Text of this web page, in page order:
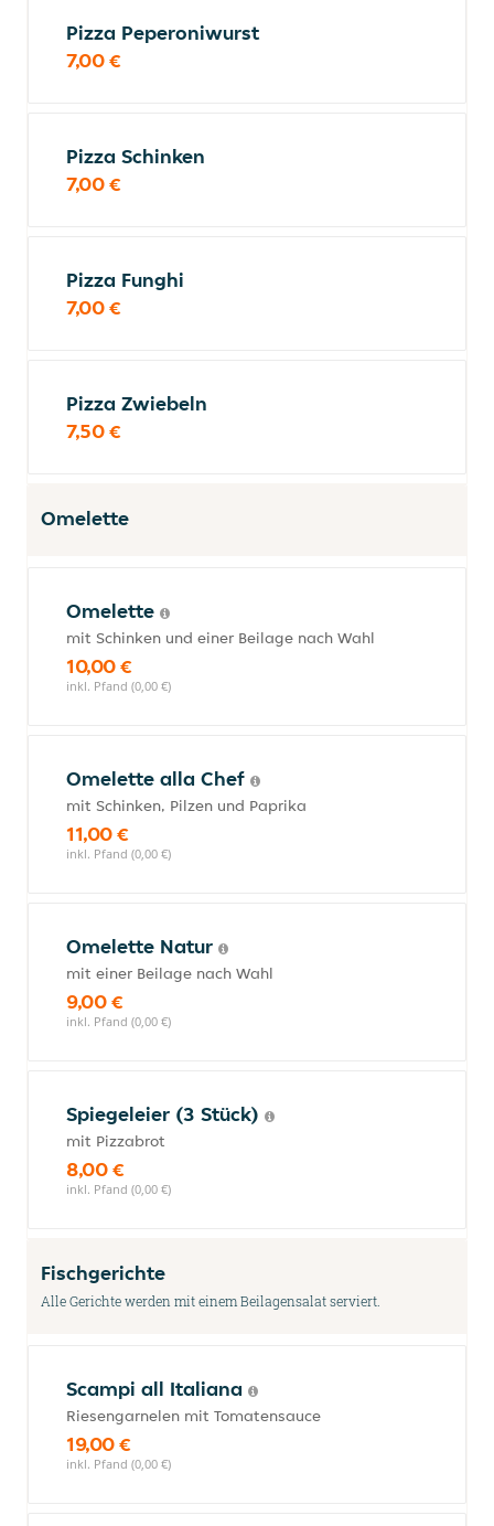
Pizza Peperoniwurst
7,00 €
Pizza Schinken
7,00 €
Pizza Funghi
7,00 €
Pizza Zwiebeln
7,50 €
Omelette
Omelette
mit Schinken und einer Beilage nach Wahl
10,00 €
inkl. Pfand (0,00 €)
Omelette alla Chef
mit Schinken, Pilzen und Paprika
11,00 €
inkl. Pfand (0,00 €)
Omelette Natur
mit einer Beilage nach Wahl
9,00 €
inkl. Pfand (0,00 €)
Spiegeleier (3 Stück)
mit Pizzabrot
8,00 €
inkl. Pfand (0,00 €)
Fischgerichte
Alle Gerichte werden mit einem Beilagensalat serviert.
Scampi all Italiana
Riesengarnelen mit Tomatensauce
19,00 €
inkl. Pfand (0,00 €)